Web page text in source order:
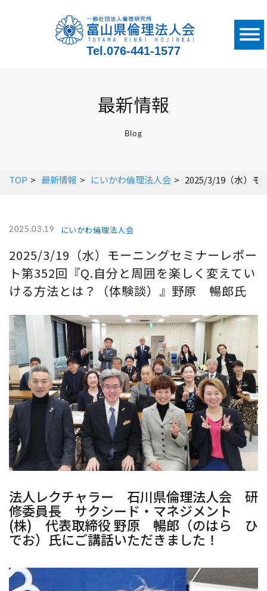
Tel.076-441-1577
最新情報
Blog
TOP 最新情報 にいかわ倫理法人会 2025/3/19（水）モ
2025.03.19 にいかわ倫理法人会
2025/3/19（水）モーニングセミナーレポー
ト第352回『Q.自分と周囲を楽しく変えてい
ける方法とは？（体験談）』野原 暢郎氏
法人レクチャラー 石川県倫理法人会 研
修委員長 サクシード・マネジメント
(株) 代表取締役 野原 暢郎（のはら ひ
でお）氏にご講話いただきました！